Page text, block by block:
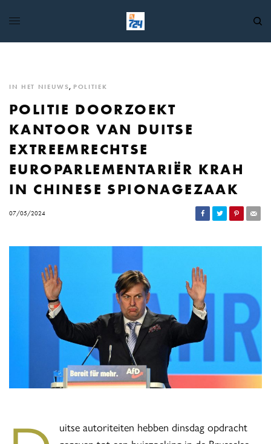
IN HET NIEUWS, POLITIEK
POLITIE DOORZOEKT
KANTOOR VAN DUITSE
EXTREEMRECHTSE
EUROPARLEMENTARIËR KRAH
IN CHINESE SPIONAGEZAAK
07/05/2024
uitse autoriteiten hebben dinsdag opdracht